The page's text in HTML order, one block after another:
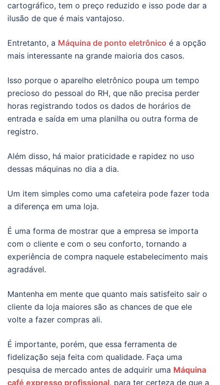
cartográfico, tem o preço reduzido e isso pode dar a
ilusão de que é mais vantajoso.
Entretanto, a Máquina de ponto eletrônico é a opção
mais interessante na grande maioria dos casos.
Isso porque o aparelho eletrônico poupa um tempo
precioso do pessoal do RH, que não precisa perder
horas registrando todos os dados de horários de
entrada e saída em uma planilha ou outra forma de
registro.
Além disso, há maior praticidade e rapidez no uso
dessas máquinas no dia a dia.
Um item simples como uma cafeteira pode fazer toda
a diferença em uma loja.
É uma forma de mostrar que a empresa se importa
com o cliente e com o seu conforto, tornando a
experiência de compra naquele estabelecimento mais
agradável.
Mantenha em mente que quanto mais satisfeito sair o
cliente da loja maiores são as chances de que ele
volte a fazer compras ali.
É importante, porém, que essa ferramenta de
fidelização seja feita com qualidade. Faça uma
pesquisa de mercado antes de adquirir uma Máquina
café expresso profissional, para ter certeza de que a